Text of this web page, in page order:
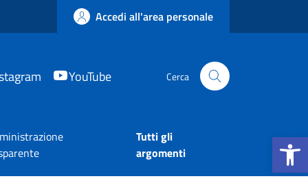
Apri la
Accedi all'area personale
YouTube Cerca
Tutti gli
argomenti